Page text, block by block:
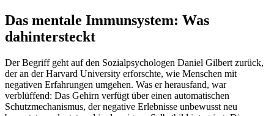
Das mentale Immunsystem: Was
dahintersteckt
Der Begriff geht auf den Sozialpsychologen Daniel Gilbert zurück,
der an der Harvard University erforschte, wie Menschen mit
negativen Erfahrungen umgehen. Was er herausfand, war
verblüffend: Das Gehirn verfügt über einen automatischen
Schutzmechanismus, der negative Erlebnisse unbewusst neu